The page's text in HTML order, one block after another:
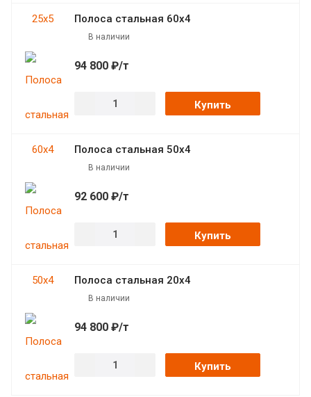
Полоса стальная 60х4
В наличии
94 800 ₽/т
Купить
Полоса стальная 50х4
В наличии
92 600 ₽/т
Купить
Полоса стальная 20х4
В наличии
94 800 ₽/т
Купить